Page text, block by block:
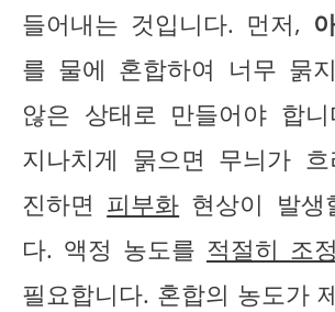
들어내는 것입니다. 먼저,
를 물에 혼합하여 너무 묽
않은 상태로 만들어야 합
지나치게 묽으면 무늬가
진하면 피부화 현상이 발생
다. 액정 농도를 적절히 조정
필요합니다. 혼합의 농도가